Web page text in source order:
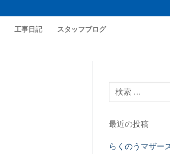
工事日記 スタッフブログ
最近の投稿
らくのうマザー